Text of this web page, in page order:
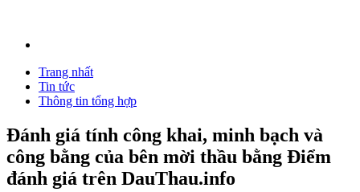
Trang nhất
Tin tức
Thông tin tổng hợp
Đánh giá tính công khai, minh bạch và
công bằng của bên mời thầu bằng Điểm
đánh giá trên DauThau.info